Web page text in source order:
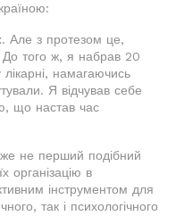
Але з протезом це,
До того ж, я набрав 20
лікарні, намагаючись
Я відчував себе
що настав час
не перший подібний
організацію в
інструментом для
так і психологічного